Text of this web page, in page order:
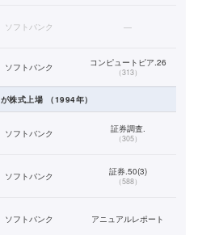
ソフトバンク —
ソフトバンク コンピュートピア.26
（313）
が株式上場 （1994年）
ソフトバンク 証券調査.
（305）
ソフトバンク 証券.50(3)
（588）
ソフトバンク アニュアルレポート